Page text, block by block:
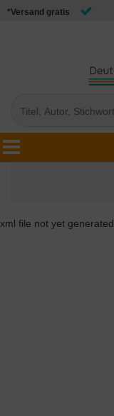
*Versand gratis
xml file not yet generated